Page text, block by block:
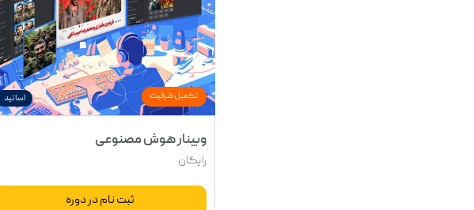
اساتید تکمیل ظرفیت
وبینار هوش مصنوعی
رایگان
ثبت نام در دوره